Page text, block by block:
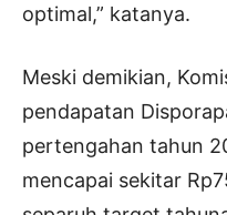
optimal,” katanya.
Meski demikian,
pendapatan
pertengahan tahun
mencapai sekitar